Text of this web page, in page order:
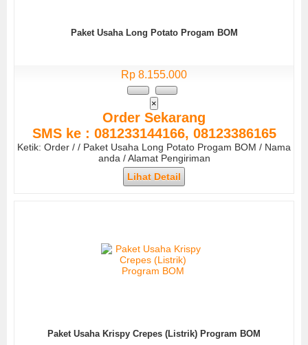
Paket Usaha Long Potato Progam BOM
Rp 8.155.000
×
Order Sekarang
SMS ke : 081233144166, 08123386165
Ketik: Order / / Paket Usaha Long Potato Progam BOM / Nama
anda / Alamat Pengiriman
Lihat Detail
Paket Usaha Krispy Crepes (Listrik) Program BOM